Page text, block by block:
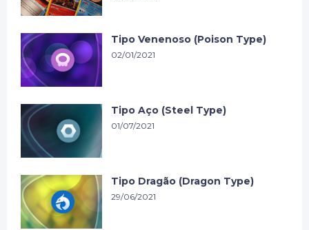
Tipo Venenoso (Poison Type)
02/01/2021
Tipo Aço (Steel Type)
01/07/2021
Tipo Dragão (Dragon Type)
29/06/2021